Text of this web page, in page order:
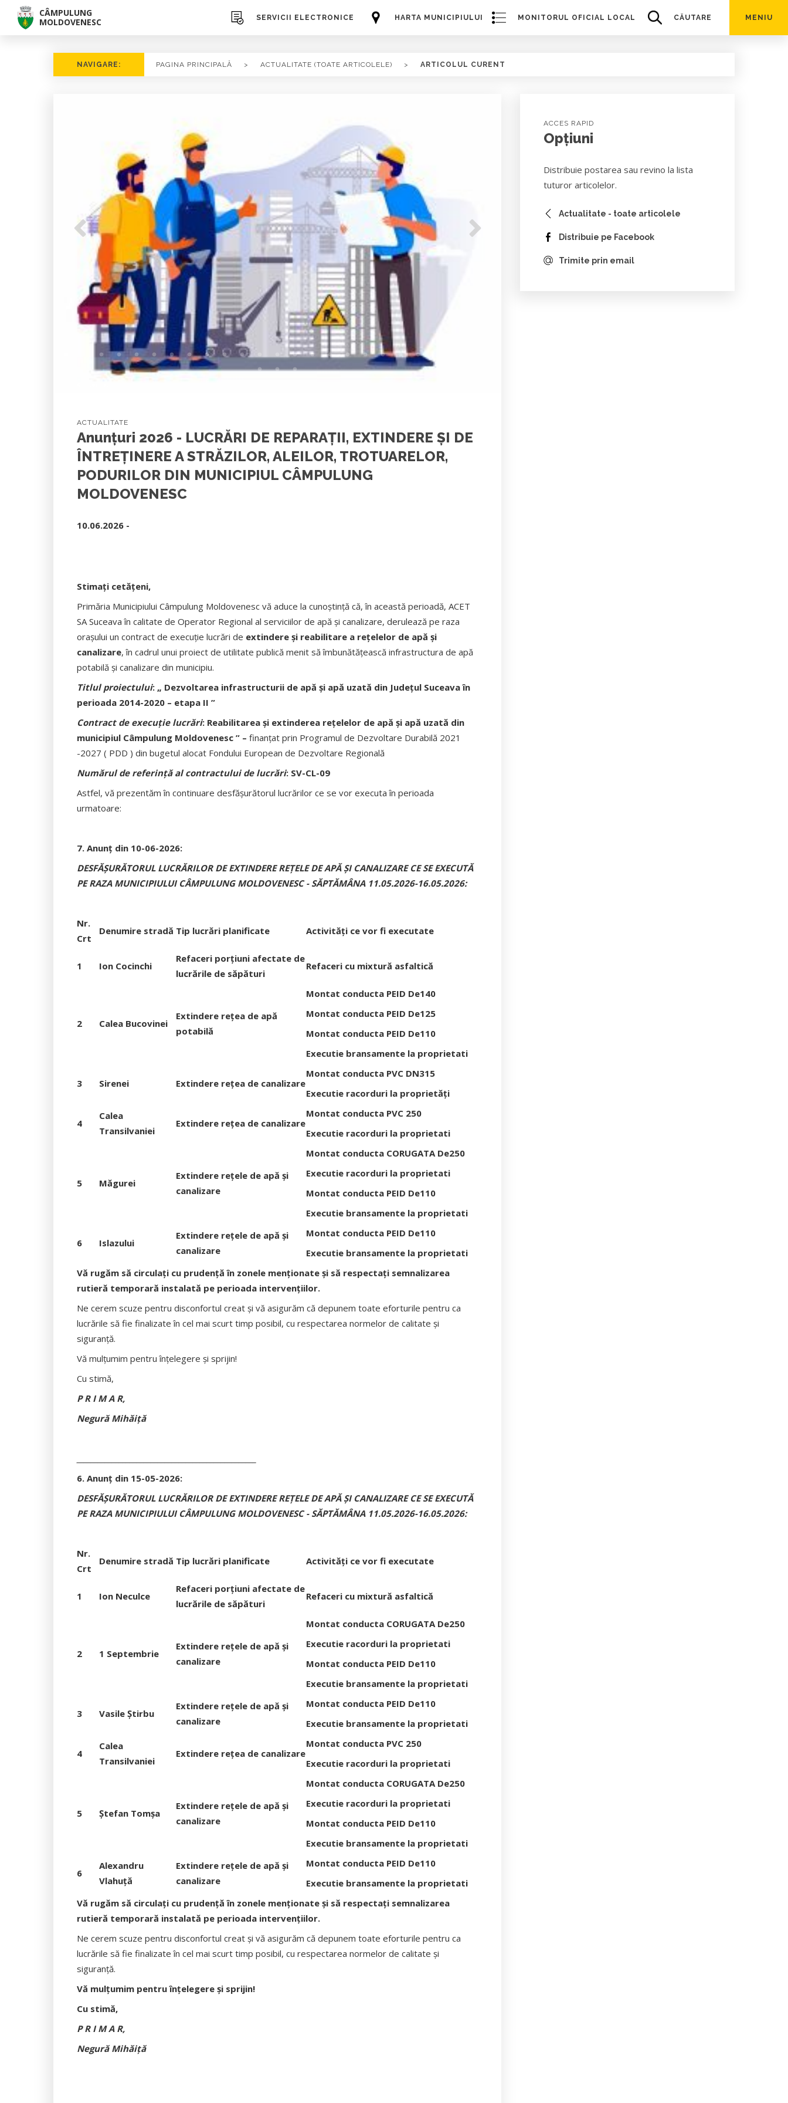
CÂMPULUNG
MOLDOVENESC
HARTA MUNICIPIULUI
SERVICII ELECTRONICE MONITORUL OFICIAL LOCAL CĂUTARE MENIU
NAVIGARE: PAGINA PRINCIPALĂ > ACTUALITATE (TOATE ARTICOLELE) > ARTICOLUL CURENT
ACTUALITATE
Anunțuri 2026 - LUCRĂRI DE REPARAŢII, EXTINDERE ŞI DE
ÎNTREŢINERE A STRĂZILOR, ALEILOR, TROTUARELOR,
PODURILOR DIN MUNICIPIUL CÂMPULUNG
MOLDOVENESC
10.06.2026 -
Stimați cetățeni,
Primăria Municipiului Câmpulung Moldovenesc vă aduce la cunoștință că, în această perioadă, ACET
SA Suceava în calitate de Operator Regional al serviciilor de apă și canalizare, derulează pe raza
orașului un contract de execuție lucrări de extindere și reabilitare a rețelelor de apă și
canalizare, în cadrul unui proiect de utilitate publică menit să îmbunătățească infrastructura de apă
potabilă și canalizare din municipiu.
Titlul proiectului: „ Dezvoltarea infrastructurii de apă și apă uzată din Județul Suceava în
perioada 2014-2020 – etapa II ”
Contract de execuție lucrări: Reabilitarea și extinderea rețelelor de apă și apă uzată din
municipiul Câmpulung Moldovenesc ” – finanțat prin Programul de Dezvoltare Durabilă 2021
-2027 ( PDD ) din bugetul alocat Fondului European de Dezvoltare Regională
Numărul de referință al contractului de lucrări: SV-CL-09
Astfel, vă prezentăm în continuare desfășurătorul lucrărilor ce se vor executa în perioada
urmatoare:
7. Anunț din 10-06-2026:
DESFĂȘURĂTORUL LUCRĂRILOR DE EXTINDERE REȚELE DE APĂ ȘI CANALIZARE CE SE EXECUTĂ
PE RAZA MUNICIPIULUI CÂMPULUNG MOLDOVENESC - SĂPTĂMÂNA 11.05.2026-16.05.2026:
Nr.
Crt
Denumire stradă Tip lucrări planificate Activități ce vor fi executate
1 Ion Cocinchi
Refaceri porțiuni afectate de
lucrările de săpături
Refaceri cu mixtură asfaltică
2 Calea Bucovinei
Extindere rețea de apă
potabilă
Montat conducta PEID De140
Montat conducta PEID De125
Montat conducta PEID De110
Executie bransamente la proprietati
3 Sirenei Extindere rețea de canalizare
Montat conducta PVC DN315
Executie racorduri la proprietăți
4
Calea
Transilvaniei
Extindere rețea de canalizare
Montat conducta PVC 250
Executie racorduri la proprietati
5 Măgurei
Extindere rețele de apă și
canalizare
Montat conducta CORUGATA De250
Executie racorduri la proprietati
Montat conducta PEID De110
Executie bransamente la proprietati
6 Islazului
Extindere rețele de apă și
canalizare
Montat conducta PEID De110
Executie bransamente la proprietati
Vă rugăm să circulați cu prudență în zonele menționate și să respectați semnalizarea
rutieră temporară instalată pe perioada intervențiilor.
Ne cerem scuze pentru disconfortul creat și vă asigurăm că depunem toate eforturile pentru ca
lucrările să fie finalizate în cel mai scurt timp posibil, cu respectarea normelor de calitate și
siguranță.
Vă mulțumim pentru înțelegere și sprijin!
Cu stimă,
P R I M A R,
Negură Mihăiţă
6. Anunț din 15-05-2026:
DESFĂȘURĂTORUL LUCRĂRILOR DE EXTINDERE REȚELE DE APĂ ȘI CANALIZARE CE SE EXECUTĂ
PE RAZA MUNICIPIULUI CÂMPULUNG MOLDOVENESC - SĂPTĂMÂNA 11.05.2026-16.05.2026:
Nr.
Crt
Denumire stradă Tip lucrări planificate Activități ce vor fi executate
1 Ion Neculce
Refaceri porțiuni afectate de
lucrările de săpături
Refaceri cu mixtură asfaltică
2 1 Septembrie
Extindere rețele de apă și
canalizare
Montat conducta CORUGATA De250
Executie racorduri la proprietati
Montat conducta PEID De110
Executie bransamente la proprietati
3 Vasile Știrbu
Extindere rețele de apă și
canalizare
Montat conducta PEID De110
Executie bransamente la proprietati
4
Calea
Transilvaniei
Extindere rețea de canalizare
Montat conducta PVC 250
Executie racorduri la proprietati
5 Ștefan Tomșa
Extindere rețele de apă și
canalizare
Montat conducta CORUGATA De250
Executie racorduri la proprietati
Montat conducta PEID De110
Executie bransamente la proprietati
6
Alexandru
Vlahuță
Extindere rețele de apă și
canalizare
Montat conducta PEID De110
Executie bransamente la proprietati
Vă rugăm să circulați cu prudență în zonele menționate și să respectați semnalizarea
rutieră temporară instalată pe perioada intervențiilor.
Ne cerem scuze pentru disconfortul creat și vă asigurăm că depunem toate eforturile pentru ca
lucrările să fie finalizate în cel mai scurt timp posibil, cu respectarea normelor de calitate și
siguranță.
Vă mulțumim pentru înțelegere și sprijin!
Cu stimă,
P R I M A R,
Negură Mihăiţă
ACCES RAPID
Opțiuni
Distribuie postarea sau revino la lista
tuturor articolelor.
Actualitate - toate articolele
Distribuie pe Facebook
Trimite prin email